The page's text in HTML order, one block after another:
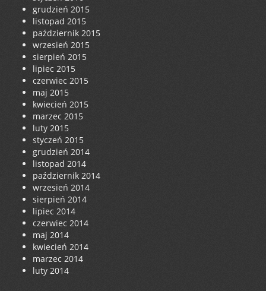
grudzień 2015
listopad 2015
październik 2015
wrzesień 2015
sierpień 2015
lipiec 2015
czerwiec 2015
maj 2015
kwiecień 2015
marzec 2015
luty 2015
styczeń 2015
grudzień 2014
listopad 2014
październik 2014
wrzesień 2014
sierpień 2014
lipiec 2014
czerwiec 2014
maj 2014
kwiecień 2014
marzec 2014
luty 2014